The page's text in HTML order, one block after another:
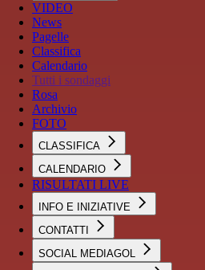
VIDEO
News
Pagelle
Classifica
Calendario
Tutti i sondaggi
Rosa
Archivio
FOTO
CLASSIFICA
CALENDARIO
RISULTATI LIVE
INFO E INIZIATIVE
CONTATTI
SOCIAL MEDIAGOL